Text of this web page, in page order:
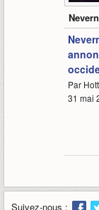
Par
31 mai
Suivez-nous :